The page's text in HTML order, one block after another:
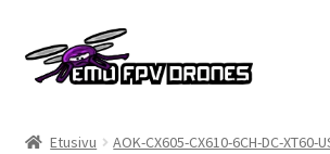
Siirry
navigointiin
Siirry
sisältöön
Etusivu
AOK-CX605-CX610-6CH-DC-